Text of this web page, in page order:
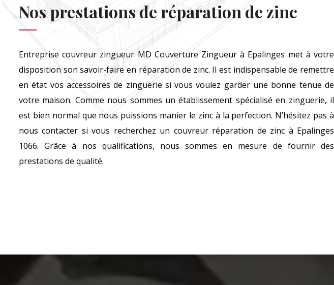
Nos prestations de réparation de zinc
Entreprise couvreur zingueur MD Couverture Zingueur à Epalinges met à votre
disposition son savoir-faire en réparation de zinc. Il est indispensable de remettre
en état vos accessoires de zinguerie si vous voulez garder une bonne tenue de
votre maison. Comme nous sommes un établissement spécialisé en zinguerie, il
est bien normal que nous puissions manier le zinc à la perfection. N’hésitez pas à
nous contacter si vous recherchez un couvreur réparation de zinc à Epalinges
1066. Grâce à nos qualifications, nous sommes en mesure de fournir des
prestations de qualité.